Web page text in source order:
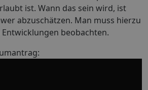
ist. Wann das sein wird, ist
abzuschätzen. Man muss hierzu
beobachten.